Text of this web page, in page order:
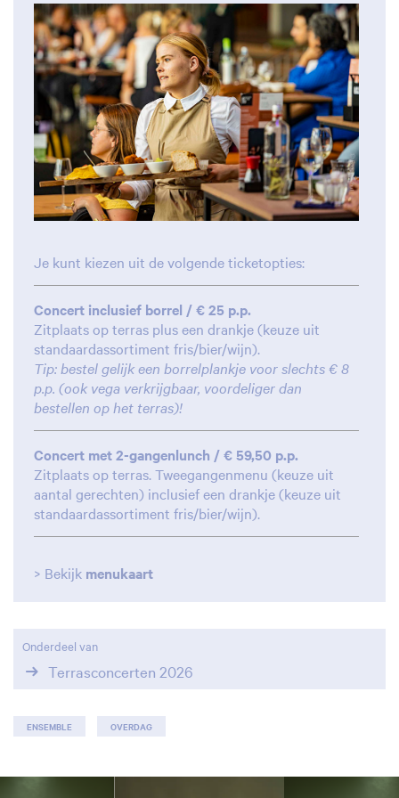
Je kunt kiezen uit de volgende ticketopties:
Concert inclusief borrel / € 25 p.p.
Zitplaats op terras plus een drankje (keuze uit
standaardassortiment fris/bier/wijn).
Tip: bestel gelijk een borrelplankje voor slechts € 8
p.p. (ook vega verkrijgbaar, voordeliger dan
bestellen op het terras)!
Concert met 2-gangenlunch / € 59,50 p.p.
Zitplaats op terras. Tweegangenmenu (keuze uit
aantal gerechten) inclusief een drankje (keuze uit
standaardassortiment fris/bier/wijn).
> Bekijk menukaart
Onderdeel van
Terrasconcerten 2026
ENSEMBLE OVERDAG